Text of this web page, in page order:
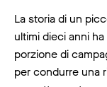
La storia di un
ultimi dieci anni
porzione di
per condurre una